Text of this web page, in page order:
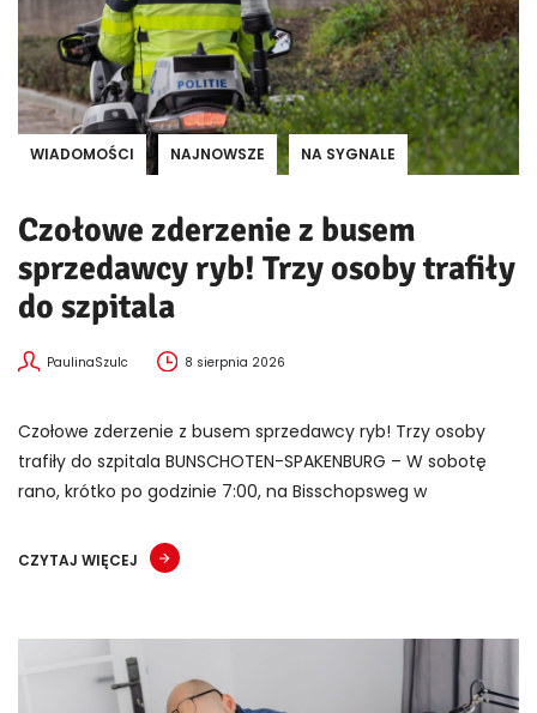
WIADOMOŚCI NAJNOWSZE NA SYGNALE
Czołowe zderzenie z busem
sprzedawcy ryb! Trzy osoby trafiły
do szpitala
PaulinaSzulc 8 sierpnia 2026
Czołowe zderzenie z busem sprzedawcy ryb! Trzy osoby
trafiły do szpitala BUNSCHOTEN-SPAKENBURG – W sobotę
rano, krótko po godzinie 7:00, na Bisschopsweg w
CZYTAJ WIĘCEJ